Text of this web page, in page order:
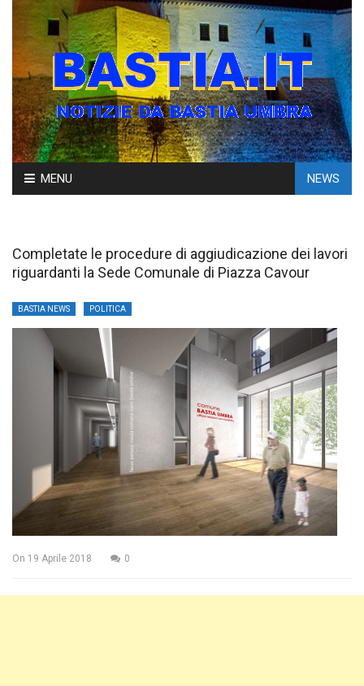
Skip
to
MENU NEWS
Completate le procedure di aggiudicazione dei lavori
riguardanti la Sede Comunale di Piazza Cavour
BASTIA NEWS POLITICA
On 19 Aprile 2018 0